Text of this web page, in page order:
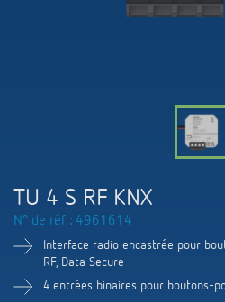
Détecteurs de
Commutation et
Aérez correctement:
Catalogues et
Communiqué de presse
BIM-Portail
Theben AG
Design
Historique
Distribution dans le
Aide au Choix
TU 4 S RF KNX
N° de réf.: 4961614
Interface radio encastrée pour
RF, Data Secure
4 entrées binaires pour boutons-